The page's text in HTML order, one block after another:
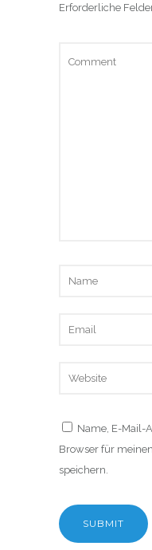
Erforderliche
Name, E-Mail-
Browser für
speichern.